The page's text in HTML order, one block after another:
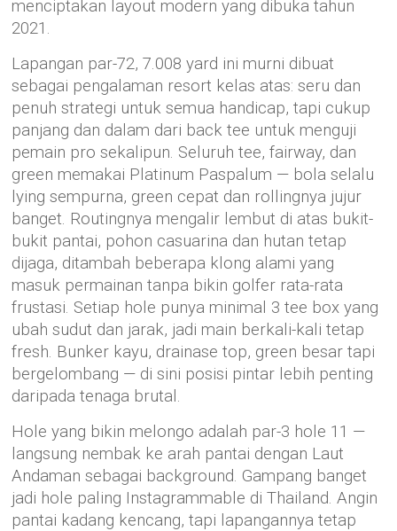
menciptakan layout modern yang dibuka tahun
2021.
Lapangan par-72, 7.008 yard ini murni dibuat
sebagai pengalaman resort kelas atas: seru dan
penuh strategi untuk semua handicap, tapi cukup
panjang dan dalam dari back tee untuk menguji
pemain pro sekalipun. Seluruh tee, fairway, dan
green memakai Platinum Paspalum — bola selalu
lying sempurna, green cepat dan rollingnya jujur
banget. Routingnya mengalir lembut di atas bukit-
bukit pantai, pohon casuarina dan hutan tetap
dijaga, ditambah beberapa klong alami yang
masuk permainan tanpa bikin golfer rata-rata
frustasi. Setiap hole punya minimal 3 tee box yang
ubah sudut dan jarak, jadi main berkali-kali tetap
fresh. Bunker kayu, drainase top, green besar tapi
bergelombang — di sini posisi pintar lebih penting
daripada tenaga brutal.
Hole yang bikin melongo adalah par-3 hole 11 —
langsung nembak ke arah pantai dengan Laut
Andaman sebagai background. Gampang banget
jadi hole paling Instagrammable di Thailand. Angin
pantai kadang kencang, tapi lapangannya tetap